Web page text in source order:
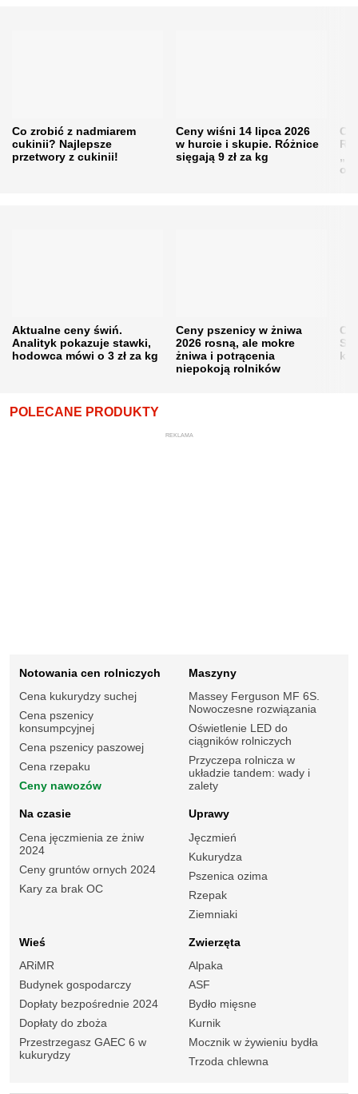
Co zrobić z nadmiarem
cukinii? Najlepsze
przetwory z cukinii!
Ceny wiśni 14 lipca 2026
w hurcie i skupie. Różnice
sięgają 9 zł za kg
Aktualne ceny świń.
Analityk pokazuje stawki,
hodowca mówi o 3 zł za kg
Ceny pszenicy w żniwa
2026 rosną, ale mokre
żniwa i potrącenia
niepokoją rolników
POLECANE PRODUKTY
REKLAMA
Notowania cen rolniczych
Cena kukurydzy suchej
Cena pszenicy
konsumpcyjnej
Cena pszenicy paszowej
Cena rzepaku
Ceny nawozów
Maszyny
Massey Ferguson MF 6S.
Nowoczesne rozwiązania
Oświetlenie LED do
ciągników rolniczych
Przyczepa rolnicza w
układzie tandem: wady i
zalety
Na czasie
Cena jęczmienia ze żniw
2024
Ceny gruntów ornych 2024
Kary za brak OC
Uprawy
Jęczmień
Kukurydza
Pszenica ozima
Rzepak
Ziemniaki
Wieś
ARiMR
Budynek gospodarczy
Dopłaty bezpośrednie 2024
Dopłaty do zboża
Przestrzegasz GAEC 6 w
kukurydzy
Zwierzęta
Alpaka
ASF
Bydło mięsne
Kurnik
Mocznik w żywieniu bydła
Trzoda chlewna